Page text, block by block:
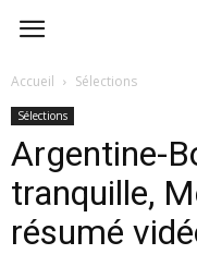
Accueil Sélections
Sélections
Argentine-
tranquille,
résumé